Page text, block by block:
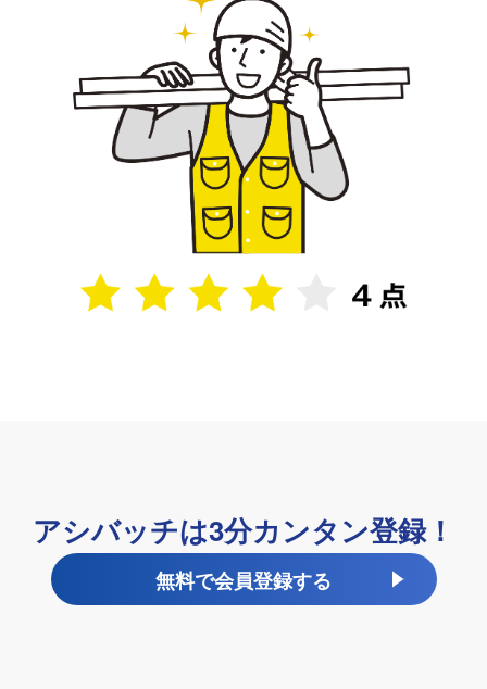
アシバッチは3分カンタン登録！
無料で会員登録する